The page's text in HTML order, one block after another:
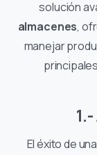
solución
almacenes,
manejar
El éxito de